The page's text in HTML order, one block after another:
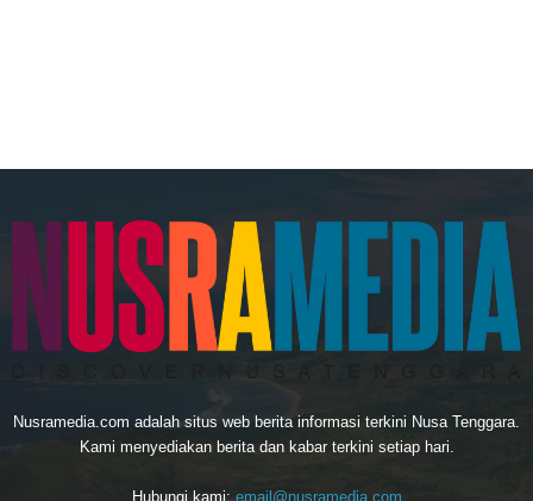
Nusramedia.com adalah situs web berita informasi terkini Nusa Tenggara.
Kami menyediakan berita dan kabar terkini setiap hari.
Hubungi kami: email@nusramedia.com